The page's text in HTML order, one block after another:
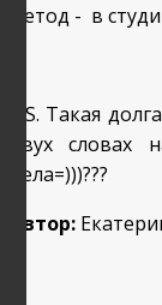
метод - в
P.S. Такая
двух словах
дела=)))???
Автор: